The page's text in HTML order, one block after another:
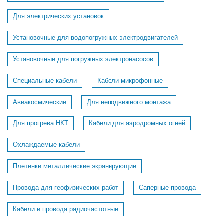
Для электрических установок
Установочные для водопогружных электродвигателей
Установочные для погружных электронасосов
Специальные кабели Кабели микрофонные
Авиакосмические Для неподвижного монтажа
Для прогрева НКТ Кабели для аэродромных огней
Охлаждаемые кабели
Плетенки металлические экранирующие
Провода для геофизических работ Саперные провода
Кабели и провода радиочастотные